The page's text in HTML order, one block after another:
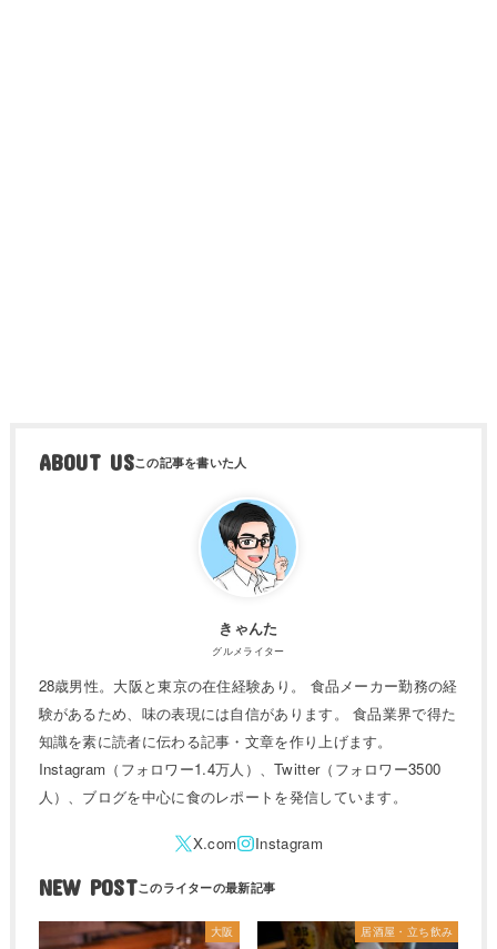
ABOUT US
きゃんた
グルメライター
28歳男性。大阪と東京の在住経験あり。 食品メーカー勤務の経
験があるため、味の表現には自信があります。 食品業界で得た
知識を素に読者に伝わる記事・文章を作り上げます。
Instagram（フォロワー1.4万人）、Twitter（フォロワー3500
人）、ブログを中心に食のレポートを発信しています。
NEW POST
大阪 居酒屋・立ち飲み